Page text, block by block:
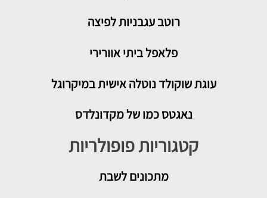
רוטב עגבניות לפיצה
פלאפל ביתי אוורירי
עוגת שוקולד נוטלה אישית במיקרוגל
נאגטס כמו של מקדונלדס
קטגוריות פופולריות
מתכוניםלשבת